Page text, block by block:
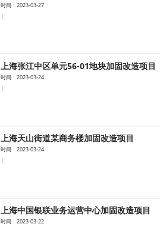
时间：2023-03-27
|
上海张江中区单元56-01地块加固改造项目
时间：2023-03-24
|
上海天山街道某商务楼加固改造项目
时间：2023-03-24
|
上海中国银联业务运营中心加固改造项目
时间：2023-03-22